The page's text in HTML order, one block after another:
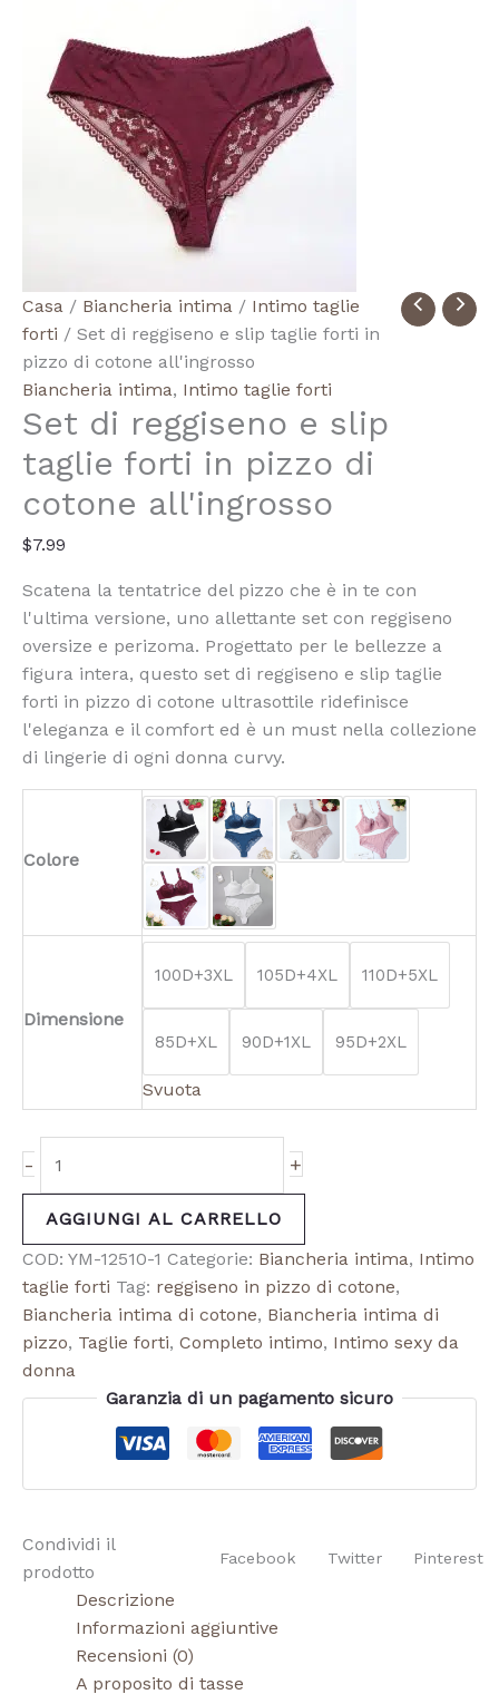
Casa / Biancheria intima / Intimo taglie
forti / Set di reggiseno e slip taglie forti in
pizzo di cotone all'ingrosso
Biancheria intima, Intimo taglie forti
Set di reggiseno e slip
taglie forti in pizzo di
cotone all'ingrosso
$7.99
Scatena la tentatrice del pizzo che è in te con
l'ultima versione, uno allettante set con reggiseno
oversize e perizoma. Progettato per le bellezze a
figura intera, questo set di reggiseno e slip taglie
forti in pizzo di cotone ultrasottile ridefinisce
l'eleganza e il comfort ed è un must nella collezione
di lingerie di ogni donna curvy.
Colore
Dimensione
100D+3XL 105D+4XL 110D+5XL
85D+XL 90D+1XL 95D+2XL
Svuota
-
Quantità
Wholesale
Cotton
Lace
Plus
Bra
and
Sets
+
AGGIUNGI AL CARRELLO
COD: YM-12510-1 Categorie: Biancheria intima, Intimo
taglie forti Tag: reggiseno in pizzo di cotone,
Biancheria intima di cotone, Biancheria intima di
pizzo, Taglie forti, Completo intimo, Intimo sexy da
donna
Garanzia di un pagamento sicuro
Condividi il
prodotto
Facebook Twitter Pinterest
Descrizione
Informazioni aggiuntive
Recensioni (0)
A proposito di tasse